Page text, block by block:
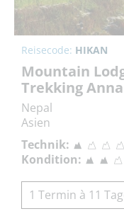
Reisecode: HIKAN
Mountain
Trekking
Nepal
Asien
Technik:
Kondition:
1 Termin à 11